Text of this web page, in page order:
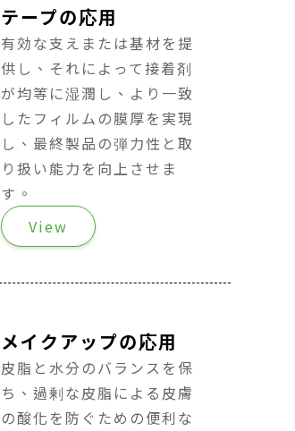
テープの応用
有効な支えまたは基材を提
供し、それによって接着剤
が均等に湿潤し、より一致
したフィルムの膜厚を実現
し、最終製品の弾力性と取
り扱い能力を向上させま
す。
View
メイクアップの応用
皮脂と水分のバランスを保
ち、過剰な皮脂による皮膚
の酸化を防ぐための便利な